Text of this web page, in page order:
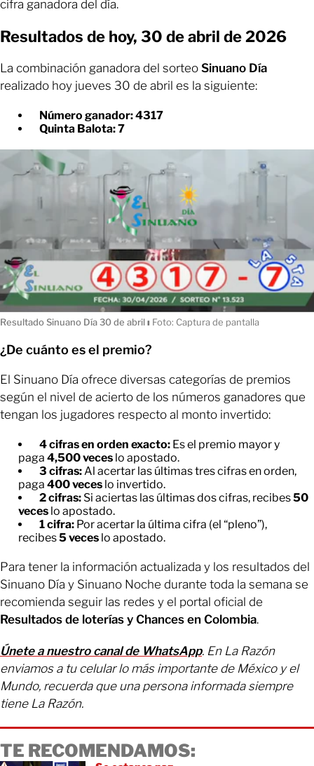
cifra ganadora del día.
Resultados de hoy, 30 de abril de 2026
La combinación ganadora del sorteo Sinuano Día
realizado hoy jueves 30 de abril es la siguiente:
Número ganador: 4317
Quinta Balota: 7
Resultado Sinuano Día 30 de abrilı Foto: Captura de pantalla
¿De cuánto es el premio?
El Sinuano Día ofrece diversas categorías de premios
según el nivel de acierto de los números ganadores que
tengan los jugadores respecto al monto invertido:
4 cifras en orden exacto: Es el premio mayor y
paga 4,500 veces lo apostado.
3 cifras: Al acertar las últimas tres cifras en orden,
paga 400 veces lo invertido.
2 cifras: Si aciertas las últimas dos cifras, recibes50
veces lo apostado.
1 cifra: Por acertar la última cifra (el “pleno”),
recibes5 veces lo apostado.
Para tener la información actualizada y los resultados del
Sinuano Día y Sinuano Noche durante toda la semana se
recomienda seguir las redes y el portal oficial de
Resultados de loterías y Chances en Colombia.
Únete a nuestro canal de WhatsApp. En La Razón
enviamos a tu celular lo más importante de México y el
Mundo, recuerda que una persona informada siempre
tiene La Razón.
TE RECOMENDAMOS: